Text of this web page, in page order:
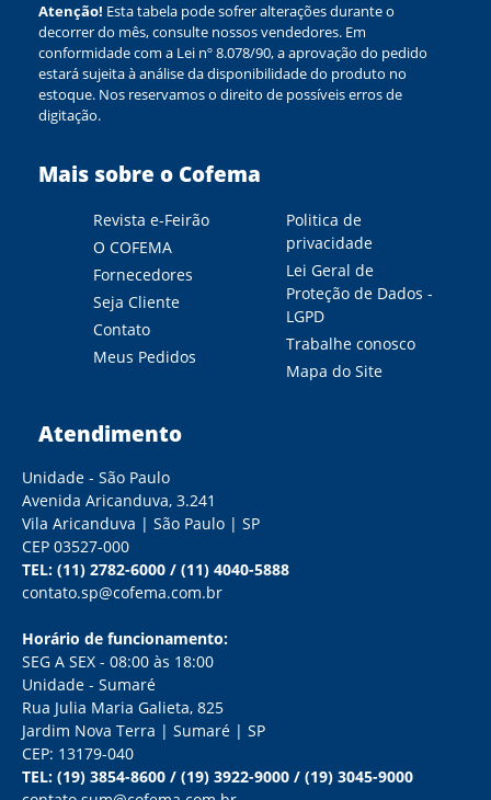
Atenção! Esta tabela pode sofrer alterações durante o
decorrer do mês, consulte nossos vendedores. Em
conformidade com a Lei nº 8.078/90, a aprovação do pedido
estará sujeita à análise da disponibilidade do produto no
estoque. Nos reservamos o direito de possíveis erros de
digitação.
Mais sobre o Cofema
Revista e-Feirão
O COFEMA
Fornecedores
Seja Cliente
Contato
Meus Pedidos
Politica de
privacidade
Lei Geral de
Proteção de Dados -
LGPD
Trabalhe conosco
Mapa do Site
Atendimento
Unidade - São Paulo
Avenida Aricanduva, 3.241
Vila Aricanduva | São Paulo | SP
CEP 03527-000
TEL: (11) 2782-6000 / (11) 4040-5888
contato.sp@cofema.com.br
Horário de funcionamento:
SEG A SEX - 08:00 às 18:00
Unidade - Sumaré
Rua Julia Maria Galieta, 825
Jardim Nova Terra | Sumaré | SP
CEP: 13179-040
TEL: (19) 3854-8600 / (19) 3922-9000 / (19) 3045-9000